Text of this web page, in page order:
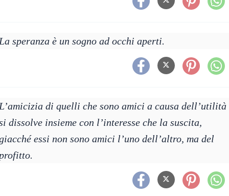
speranza è un sogno ad occhi aperti.
di quelli che sono amici a causa dell’utilità
dissolve insieme con l’interesse che la suscita,
essi non sono amici l’uno dell’altro, ma del